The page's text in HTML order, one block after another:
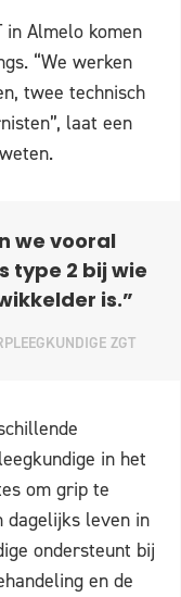
in Almelo komen
“We werken
twee technisch
laat een
we vooral
type 2 bij wie
is.”
ZGT
in het
om grip te
dagelijks leven in
ondersteunt bij
en de